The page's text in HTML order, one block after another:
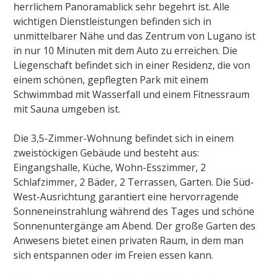
herrlichem Panoramablick sehr begehrt ist. Alle
wichtigen Dienstleistungen befinden sich in
unmittelbarer Nähe und das Zentrum von Lugano ist
in nur 10 Minuten mit dem Auto zu erreichen. Die
Liegenschaft befindet sich in einer Residenz, die von
einem schönen, gepflegten Park mit einem
Schwimmbad mit Wasserfall und einem Fitnessraum
mit Sauna umgeben ist.
Die 3,5-Zimmer-Wohnung befindet sich in einem
zweistöckigen Gebäude und besteht aus:
Eingangshalle, Küche, Wohn-Esszimmer, 2
Schlafzimmer, 2 Bäder, 2 Terrassen, Garten. Die Süd-
West-Ausrichtung garantiert eine hervorragende
Sonneneinstrahlung während des Tages und schöne
Sonnenuntergänge am Abend. Der große Garten des
Anwesens bietet einen privaten Raum, in dem man
sich entspannen oder im Freien essen kann.